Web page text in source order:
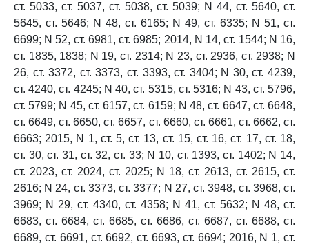
ст. 5033, ст. 5037, ст. 5038, ст. 5039; N 44, ст. 5640, ст.
5645, ст. 5646; N 48, ст. 6165; N 49, ст. 6335; N 51, ст.
6699; N 52, ст. 6981, ст. 6985; 2014, N 14, ст. 1544; N 16,
ст. 1835, 1838; N 19, ст. 2314; N 23, ст. 2936, ст. 2938; N
26, ст. 3372, ст. 3373, ст. 3393, ст. 3404; N 30, ст. 4239,
ст. 4240, ст. 4245; N 40, ст. 5315, ст. 5316; N 43, ст. 5796,
ст. 5799; N 45, ст. 6157, ст. 6159; N 48, ст. 6647, ст. 6648,
ст. 6649, ст. 6650, ст. 6657, ст. 6660, ст. 6661, ст. 6662, ст.
6663; 2015, N 1, ст. 5, ст. 13, ст. 15, ст. 16, ст. 17, ст. 18,
ст. 30, ст. 31, ст. 32, ст. 33; N 10, ст. 1393, ст. 1402; N 14,
ст. 2023, ст. 2024, ст. 2025; N 18, ст. 2613, ст. 2615, ст.
2616; N 24, ст. 3373, ст. 3377; N 27, ст. 3948, ст. 3968, ст.
3969; N 29, ст. 4340, ст. 4358; N 41, ст. 5632; N 48, ст.
6683, ст. 6684, ст. 6685, ст. 6686, ст. 6687, ст. 6688, ст.
6689, ст. 6691, ст. 6692, ст. 6693, ст. 6694; 2016, N 1, ст.